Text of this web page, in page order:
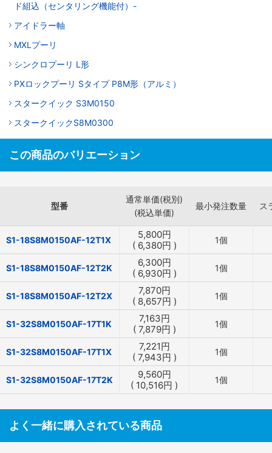
ド組込（センタリング機能付）-
アイドラー軸
MXLプーリ
シンクロプーリ L形
PXロックプーリ Sタイプ P8M形（アルミ）
スタークイック S3M0150
スタークイックS8M0300
この商品のバリエーション
型番
通常単価(税別)
(税込単価)
最小発注数量 ス
S1-18S8M0150AF-12T1X 5,800円
( 6,380円 ) 1個
S1-18S8M0150AF-12T2K 6,300円
( 6,930円 ) 1個
S1-18S8M0150AF-12T2X 7,870円
( 8,657円 ) 1個
S1-32S8M0150AF-17T1K 7,163円
( 7,879円 ) 1個
S1-32S8M0150AF-17T1X 7,221円
( 7,943円 ) 1個
S1-32S8M0150AF-17T2K 9,560円
( 10,516円 ) 1個
よく一緒に購入されている商品